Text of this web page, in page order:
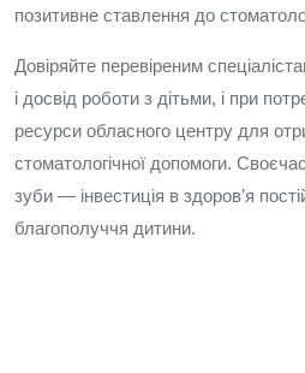
позитивне ставлення до
Довіряйте перевіреним
і досвід роботи з дітьми, і при
ресурси обласного центру для
стоматологічної допомоги.
зуби — інвестиція в здоров’я
благополуччя дитини.